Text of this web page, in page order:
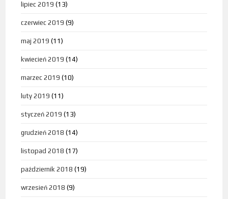
lipiec 2019 (13)
czerwiec 2019 (9)
maj 2019 (11)
kwiecień 2019 (14)
marzec 2019 (10)
luty 2019 (11)
styczeń 2019 (13)
grudzień 2018 (14)
listopad 2018 (17)
październik 2018 (19)
wrzesień 2018 (9)